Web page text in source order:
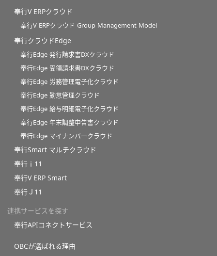
奉行V ERPクラウド
奉行V ERPクラウド Group Management Model
奉行クラウドEdge
奉行Edge 発行請求書DXクラウド
奉行Edge 受領請求書DXクラウド
奉行Edge 労務管理電子化クラウド
奉行Edge 勤怠管理クラウド
奉行Edge 給与明細電子化クラウド
奉行Edge 年末調整申告書クラウド
奉行Edge マイナンバークラウド
奉行Smart マルチクラウド
奉行ｉ11
奉行V ERP Smart
奉行Ｊ11
連携サービスを探す
奉行APIコネクトサービス
OBCが選ばれる理由